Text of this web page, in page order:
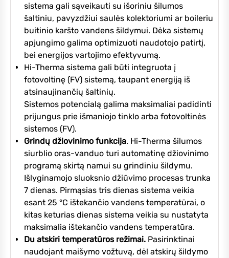
sistema gali sąveikauti su išoriniu šilumos
šaltiniu, pavyzdžiui saulės kolektoriumi ar boileriu
buitinio karšto vandens šildymui. Dėka sistemų
apjungimo galima optimizuoti naudotojo patirtį,
bei energijos vartojimo efektyvumą.
Hi-Therma sistema gali būti integruota į
fotovoltinę (FV) sistemą, taupant energiją iš
atsinaujinančių šaltinių.
Sistemos potencialą galima maksimaliai padidinti
prijungus prie išmaniojo tinklo arba fotovoltinės
sistemos (FV).
Grindų džiovinimo funkcija. Hi-Therma šilumos
siurblio oras-vanduo turi automatinę džiovinimo
programą skirtą namui su grindiniu šildymu.
Išlyginamojo sluoksnio džiūvimo procesas trunka
7 dienas. Pirmąsias tris dienas sistema veikia
esant 25 °C ištekančio vandens temperatūrai, o
kitas keturias dienas sistema veikia su nustatyta
maksimalia ištekančio vandens temperatūra.
Du atskiri temperatūros režimai. Pasirinktinai
naudojant maišymo vožtuvą, dėl atskirų šildymo